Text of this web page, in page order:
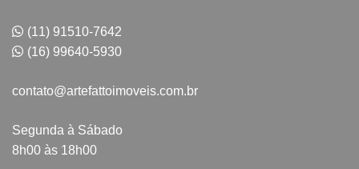
(11) 91510-7642
(16) 99640-5930
contato@artefattoimoveis.com.br
Segunda à Sábado
8h00 às 18h00